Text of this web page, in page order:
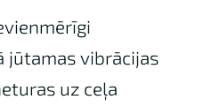
jūtamas vibrācijas
uz ceļa